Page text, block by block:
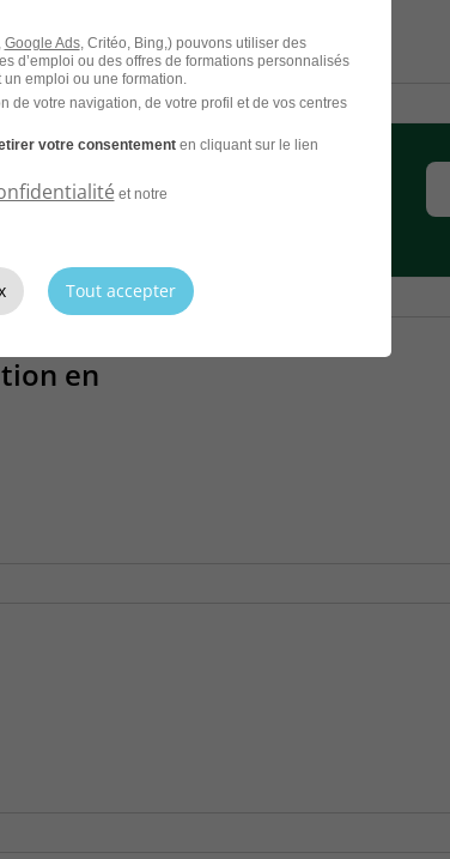
venir à
en
Google Ads, Critéo, Bing,) pouvons utiliser des
d’emploi ou des offres de formations personnalisés
emploi ou une formation.
de votre navigation, de votre profil et de vos centres
votre consentementen cliquant sur le lien
et notre
Tout accepter